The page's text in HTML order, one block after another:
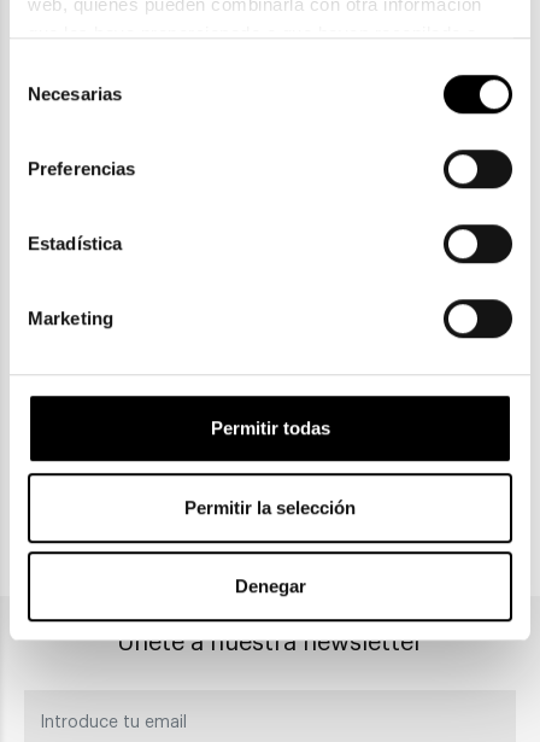
que les haya proporcionado o que hayan recopilado a
la política de privacidad en el siguiente
. Consulta
Necesarias
Preferencias
Estadística
Marketing
Permitir todas
Permitir la selección
Denegar
CLICK & COLLECT
Recogida en tienda
PAGO SEGURO
Únete a nuestra newsletter